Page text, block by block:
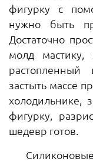
фигурку с
нужно быть
Достаточно
молд
застыть массе
холодильнике,
фигурку,
шедевр готов.